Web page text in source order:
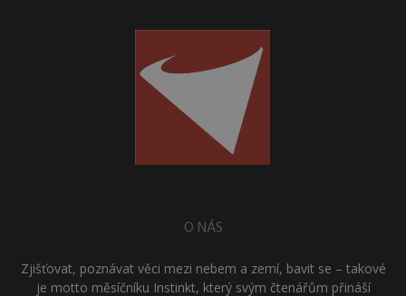
O NÁS
Zjišťovat, poznávat věci mezi nebem a zemí, bavit se – takové
je motto měsíčníku Instinkt, který svým čtenářům přináší